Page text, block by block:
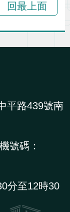
回最上面
平路439號南
號碼：
分至12時30